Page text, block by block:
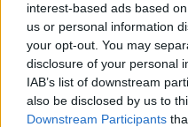
interest-based ads based
us or personal information
your opt-out. You may
disclosure of your personal
IAB’s list of downstream
also be disclosed by us to
Downstream Participants
Fekete Péter kultúráért
kulturális intézmények
folytatott megfeszített
érezték közös
tapasztalt válságos